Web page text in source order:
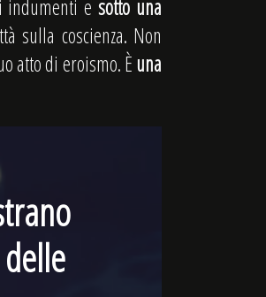
indumenti esotto una
sulla coscienza. Non
atto di eroismo. Èuna